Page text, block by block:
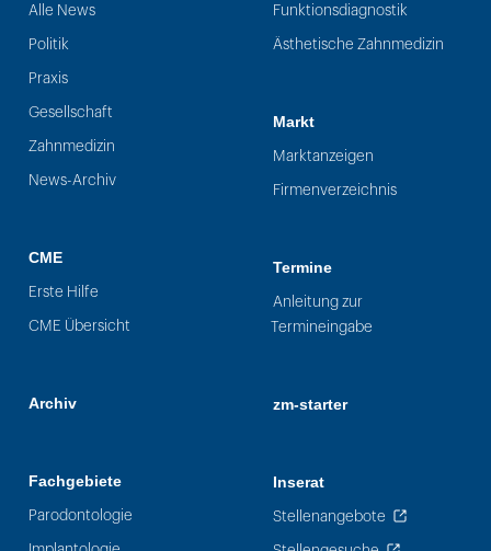
Alle News
Politik
Praxis
Gesellschaft
Zahnmedizin
News-Archiv
CME
Erste Hilfe
CME Übersicht
Archiv
Fachgebiete
Parodontologie
Funktionsdiagnostik
Ästhetische Zahnmedizin
Markt
Marktanzeigen
Firmenverzeichnis
Termine
Anleitung zur
Termineingabe
zm-starter
Inserat
Stellenangebote